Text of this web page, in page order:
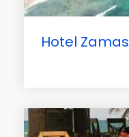
Hotel Zamas